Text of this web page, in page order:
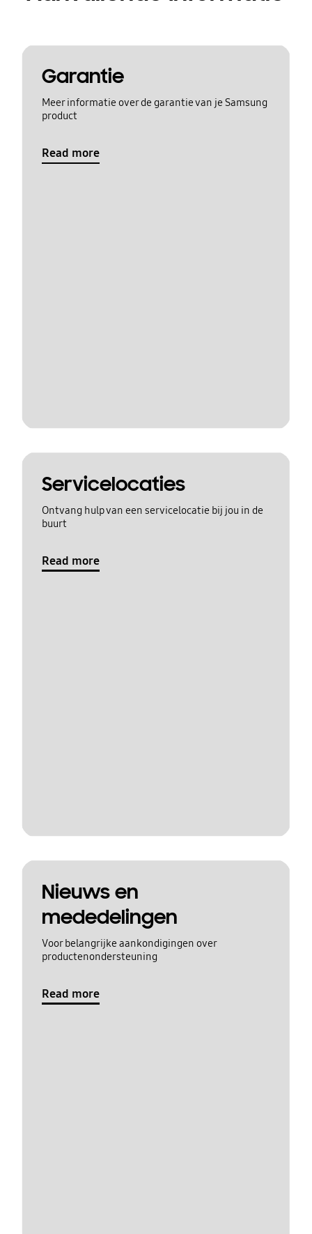
Garantie
Meer informatie over de garantie van je Samsung
product
Read more
Servicelocaties
Ontvang hulp van een servicelocatie bij jou in de
buurt
Read more
Nieuws en
mededelingen
Voor belangrijke aankondigingen over
productenondersteuning
Read more